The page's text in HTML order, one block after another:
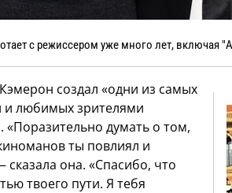
с режиссером уже много лет, включая
создал «одни из самых
и любимых зрителями
думать о том,
ты повлиял и
она. «Спасибо, что
твоего пути. Я тебя